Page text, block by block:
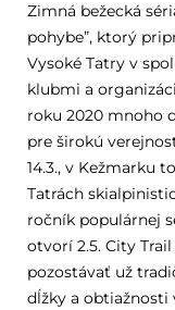
Zimná bežecká
pohybe”, ktorý
Vysoké Tatry v
klubmi a
roku 2020 mnoho
pre širokú
14.3., v Kežmarku
Tatrách
ročník populárnej
otvorí 2.5. City
pozostávať už
dĺžky a obtiažnosti